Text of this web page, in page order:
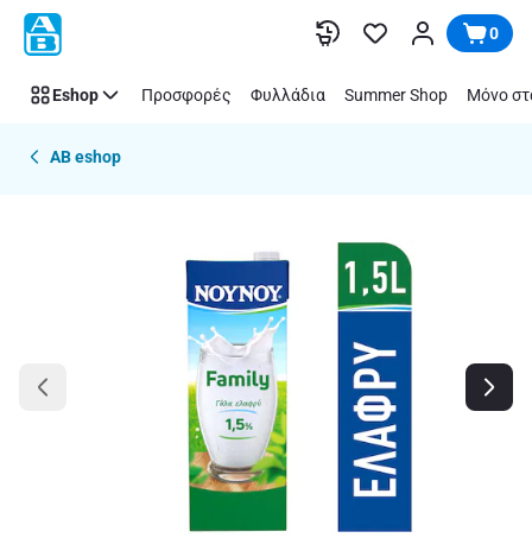
Παράλειψη 0
Eshop Προσφορές Φυλλάδια Summer Shop Μόνο
AB eshop